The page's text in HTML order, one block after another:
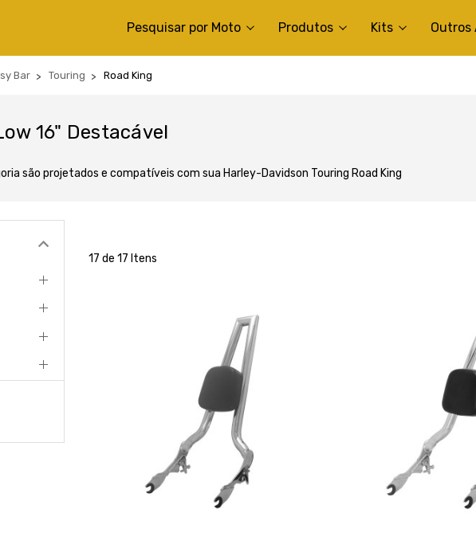
Pesquisar por Moto Produtos Kits Outros
Bar Touring Road King
16" Destacável
são projetados e compatíveis com sua Harley-Davidson Touring Road King
17 de 17 Itens